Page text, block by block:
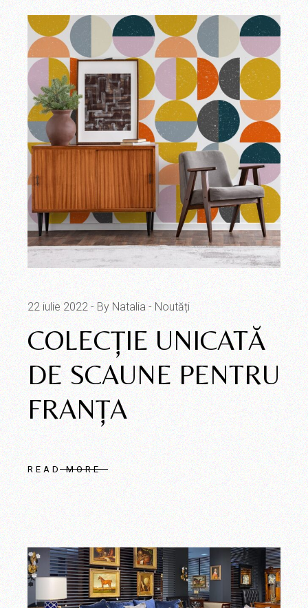
22 iulie 2022 By Natalia Noutăți
COLECŢIE UNICATĂ
DE SCAUNE PENTRU
FRANŢA
READ MORE